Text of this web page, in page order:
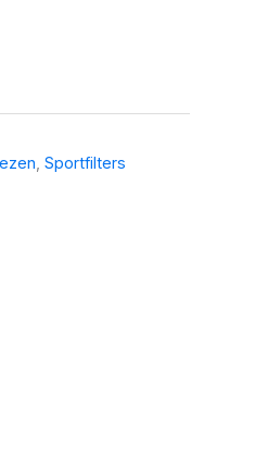
Sportfilters